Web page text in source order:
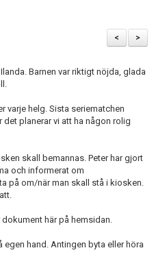
>
<
Barnen var riktigt nöjda, glada
varje helg. Sista seriematchen
planerar vi att ha någon rolig
skall bemannas. Peter har gjort
och informerat om
på om/när man skall stå i kiosken.
här på hemsidan.
hand. Antingen byta eller höra